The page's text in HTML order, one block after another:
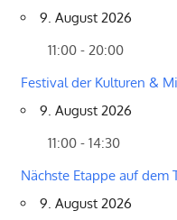
9. August 2026
11:00 - 20:00
Festival der Kulturen &
9. August 2026
11:00 - 14:30
Nächste Etappe auf dem
9. August 2026